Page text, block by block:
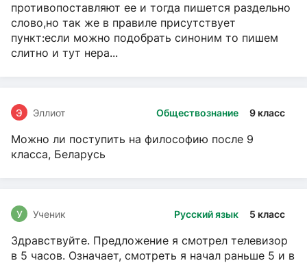
противопоставляют ее и тогда пишется раздельно
слово,но так же в правиле присутствует
пункт:если можно подобрать синоним то пишем
слитно и тут нера...
Обществознание 9 класс
Э Эллиот
Можно ли поступить на философию после 9
класса, Беларусь
Русский язык 5 класс
У Ученик
Здравствуйте. Предложение я смотрел телевизор
в 5 часов. Означает, смотреть я начал раньше 5 и в